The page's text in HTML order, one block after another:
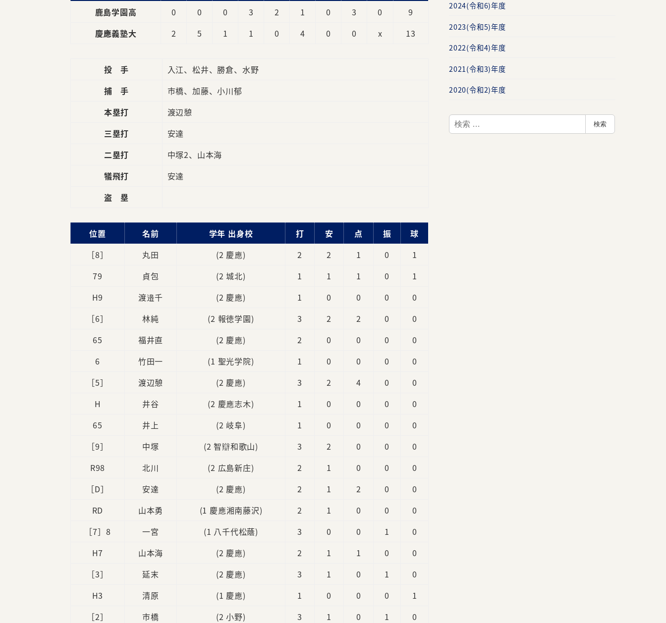
鹿島学園高
0 0 0 3 2 1 0 3 0
9
慶應義塾大
2 5 1 1 0 4 0 0 x 13
投 手
入江、松井、勝倉、水野
捕 手
市橋、加藤、小川郁
本塁打
渡辺憩
三塁打
安達
二塁打
中塚2、山本海
犠飛打
安達
盗 塁
位置 名前 学年 出身校 打 安 点 振
球
［8］
丸田 (2 慶應) 2 2 1 0
1
79
貞包 (2 城北) 1 1 1 0
1
H9
渡邉千 (2 慶應) 1 0 0 0
0
［6］
林純 (2 報徳学園) 3 2 2 0
0
65
福井直 (2 慶應) 2 0 0 0
0
6
竹田一 (1 聖光学院) 1 0 0 0
0
［5］
渡辺憩 (2 慶應) 3 2 4 0
0
H
井谷 (2 慶應志木) 1 0 0 0
0
65
井上 (2 岐阜) 1 0 0 0
0
［9］
中塚 (2 智辯和歌山) 3 2 0 0
0
R98
北川 (2 広島新庄) 2 1 0 0
0
［D］
安達 (2 慶應) 2 1 2 0
0
RD
山本勇 (1 慶應湘南藤沢) 2 1 0 0
0
［7］8
一宮 (1 八千代松蔭) 3 0 0 1
0
H7
山本海 (2 慶應) 2 1 1 0
0
［3］
延末 (2 慶應) 3 1 0 1
0
H3
清原 (1 慶應) 1 0 0 0
1
［2］
市橋 (2 小野) 3 1 0 1
0
2024(令和6)年度
2023(令和5)年度
2022(令和4)年度
2021(令和3)年度
2020(令和2)年度
検
索
検索